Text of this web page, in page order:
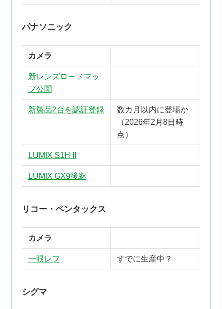
パナソニック
カメラ
新レンズロードマッ
プ公開
新製品2台を認証登録
数カ月以内に登場か
（2026年2月8日時
点）
LUMIX S1H II
LUMIX GX9後継
リコー・ペンタックス
カメラ
一眼レフ すでに生産中？
シグマ